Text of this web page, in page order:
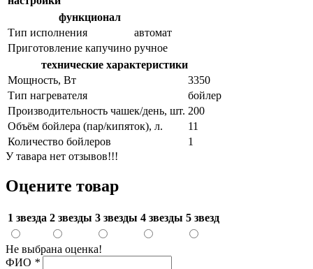
функционал
Тип исполнения
автомат
Приготовление капучино ручное
технические характеристики
Мощность, Вт
3350
Тип нагревателя
бойлер
Производительность чашек/день, шт. 200
Объём бойлера (пар/кипяток), л.
11
Количество бойлеров
1
У тавара нет отзывов!!!
Оцените товар
1 звезда 2 звезды 3 звезды 4 звезды 5 звезд
Не выбрана оценка!
ФИО *